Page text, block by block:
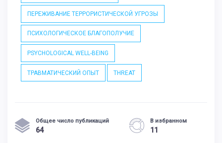
ПЕРЕЖИВАНИЕ ТЕРРОРИСТИЧЕСКОЙ УГРОЗЫ
ПСИХОЛОГИЧЕСКОЕ БЛАГОПОЛУЧИЕ
PSYCHOLOGICAL WELL-BEING
ТРАВМАТИЧЕСКИЙ ОПЫТ THREAT
Общее число публикаций
64
В избранном
11